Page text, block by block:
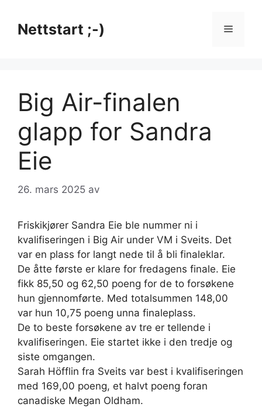
innholdNettstart ;-) Meny
Big Air-finalen
glapp for Sandra
Eie
26. mars 2025 av
Friskikjører Sandra Eie ble nummer ni i
kvalifiseringen i Big Air under VM i Sveits. Det
var en plass for langt nede til å bli finaleklar.
De åtte første er klare for fredagens finale. Eie
fikk 85,50 og 62,50 poeng for de to forsøkene
hun gjennomførte. Med totalsummen 148,00
var hun 10,75 poeng unna finaleplass.
De to beste forsøkene av tre er tellende i
kvalifiseringen. Eie startet ikke i den tredje og
siste omgangen.
Sarah Höfflin fra Sveits var best i kvalifiseringen
med 169,00 poeng, et halvt poeng foran
canadiske Megan Oldham.